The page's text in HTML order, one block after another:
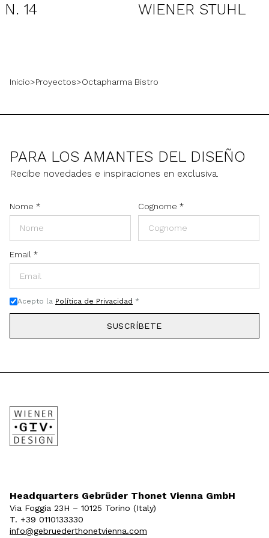
N. 14 WIENER STUHL
Inicio>Proyectos>Octapharma Bistro
PARA LOS AMANTES DEL DISEÑO
Recibe novedades e inspiraciones en exclusiva.
Nome * Cognome *
Email *
Acepto la Política de Privacidad *
SUSCRÍBETE
Headquarters Gebrüder Thonet Vienna GmbH
Via Foggia 23H – 10125 Torino (Italy)
T. +39 0110133330
info@gebruederthonetvienna.com